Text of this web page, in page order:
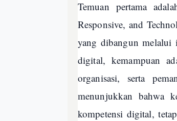
Temuan pertama
Responsive, and
yang dibangun melalui
digital, kemampuan
organisasi, serta
menunjukkan bahwa
kompetensi digital,